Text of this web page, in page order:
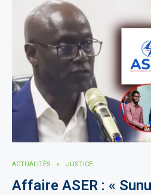
ACTUALITÈS JUSTICE
Affaire ASER : «